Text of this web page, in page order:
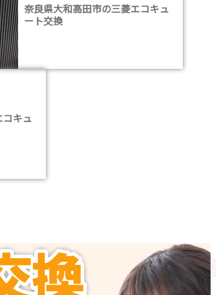
奈良県大和高田市の三菱エコキュ
ート交換
キュ